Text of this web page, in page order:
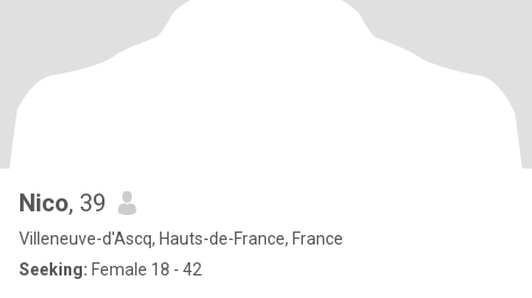
Nico, 39
Villeneuve-d'Ascq, Hauts-de-France, France
Seeking: Female 18 - 42